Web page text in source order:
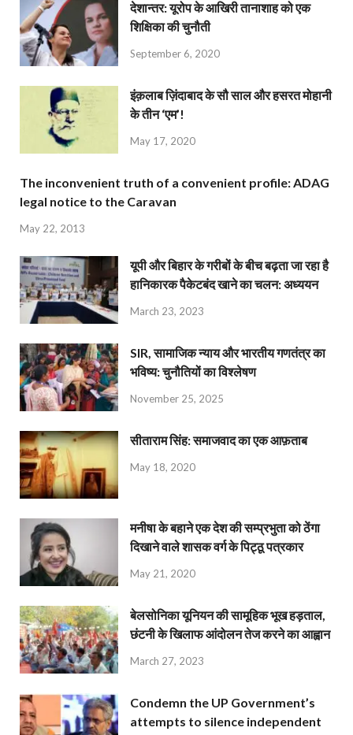
देशान्‍तर: यूरोप के आखिरी तानाशाह को एक
शिक्षिका की चुनौती
September 6, 2020
इंक़लाब ज़िंदाबाद के सौ साल और हसरत मोहानी
के तीन ‘एम’!
May 17, 2020
The inconvenient truth of a convenient profile: ADAG
legal notice to the Caravan
May 22, 2013
यूपी और बिहार के गरीबों के बीच बढ़ता जा रहा है
हानिकारक पैकेटबंद खाने का चलन: अध्ययन
March 23, 2023
SIR, सामाजिक न्याय और भारतीय गणतंत्र का
भविष्य: चुनौतियों का विश्लेषण
November 25, 2025
सीताराम सिंह: समाजवाद का एक आफ़ताब
May 18, 2020
मनीषा के बहाने एक देश की सम्प्रभुता को ठेंगा
दिखाने वाले शासक वर्ग के पिट्ठू पत्रकार
May 21, 2020
बेलसोनिका यूनियन की सामूहिक भूख हड़ताल,
छंटनी के खिलाफ आंदोलन तेज करने का आह्वान
March 27, 2023
Condemn the UP Government’s
attempts to silence independent